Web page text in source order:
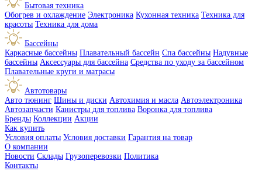
Бытовая техника
Обогрев и охлаждение Электроника Кухонная техника Техника для
красоты Техника для дома
Бассейны
Каркасные бассейны Плавательный бассейн Спа бассейны Надувные
бассейны Аксессуары для бассейна Средства по уходу за бассейном
Плавательные круги и матрасы
Автотовары
Авто тюнинг Шины и диски Автохимия и масла Автоэлектроника
Автозапчасти Канистры для топлива Воронка для топлива
Бренды Коллекции Акции
Как купить
Условия оплаты Условия доставки Гарантия на товар
О компании
Новости Склады Грузоперевозки Политика
Контакты